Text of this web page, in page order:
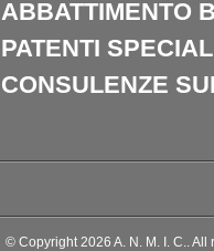
ABBATTIMENTO
PATENTI
CONSULENZE
© Copyright 2026 A. N. M. I. C..